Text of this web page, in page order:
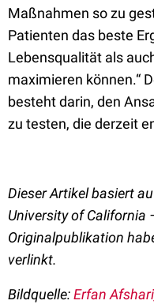
Maßnahmen so zu
Patienten das beste
Lebensqualität als
maximieren können.“
besteht darin, den
zu testen, die derzeit
Dieser Artikel basiert
University of California
Originalpublikation
verlinkt.
Bildquelle:Erfan